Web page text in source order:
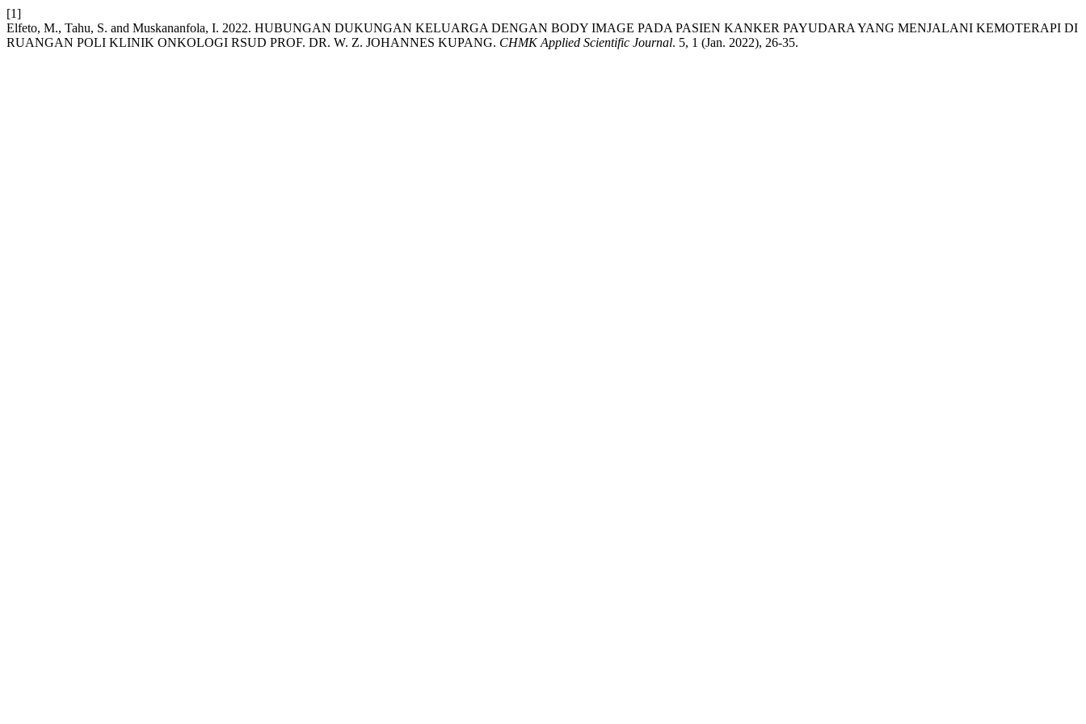
[1]
Elfeto, M., Tahu, S. and Muskananfola, I. 2022. HUBUNGAN DUKUNGAN KELUARGA DENGAN BODY IMAGE PADA PASIEN KANKER PAYUDARA YANG MENJALANI KEMOTERAPI DI
RUANGAN POLI KLINIK ONKOLOGI RSUD PROF. DR. W. Z. JOHANNES KUPANG. CHMK Applied Scientific Journal. 5, 1 (Jan. 2022), 26-35.